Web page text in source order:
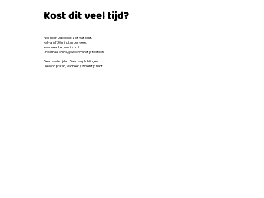
Kost dit veel tijd?
Nee hoor. Jij bepaalt zelf wat past.
• al vanaf 30 minuten per week
• wanneer het jou uitkomt
• helemaal online, gewoon vanaf je telefoon
Geen vaste tijden. Geen verplichtingen.
Gewoon praten, wanneer jij zin en tijd hebt.